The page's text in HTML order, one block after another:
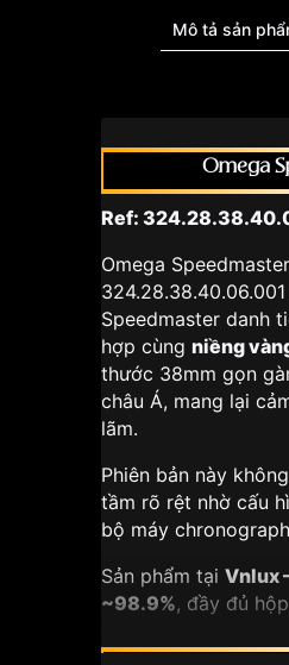
Mô tả sản
Omega
Ref:
Omega
Speedmaster danh
hợp cùng niềng
thước 38mm gọn
châu Á, mang lại
lãm.
Phiên bản này
tầm rõ rệt nhờ cấu
bộ máy
Sản phẩm tại Vnlux
~98.9%, đầy đủ